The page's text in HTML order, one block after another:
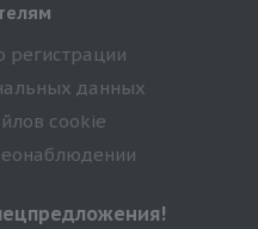
регистрации
данных
cookie